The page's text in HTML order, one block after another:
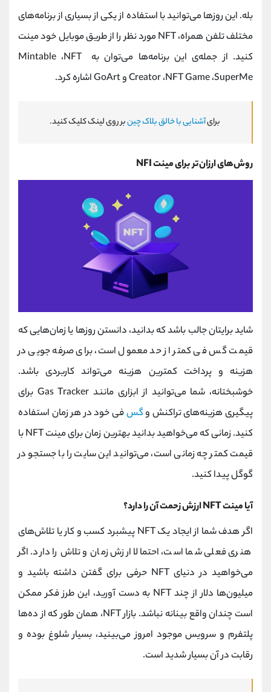
بله. این روزها می‌توانید با استفاده از یکی از بسیاری از برنامه‌های
مختلف تلفن همراه، NFT مورد نظر را از طریق موبایل خود مینت
کنید. از جمله‌ی این برنامه‌ها می‌توان به Mintable ،NFT
Creator ،NFT Game ،SuperMe و GoArt اشاره کرد.
برایآشنایی با خالق بلاک چینبر روی لینک کلیک کنید.
روش‌های ارزان‌تر برای مینت NFI
شاید برایتان جالب باشد که بدانید، دانستن روزها یا زمان‌هایی که
قیمت گس فی کمتر از حد معمول است، برای صرفه جویی در
هزینه و پرداخت کمترین هزینه می‌تواند کاربردی باشد.
خوشبختانه، شما می‌توانید از ابزاری مانند Gas Tracker برای
پیگیری هزینه‌های تراکنش وگسفی خود در هر زمان استفاده
کنید. زمانی که می‌خواهید بدانید بهترین زمان برای مینت NFT با
قیمت کمتر چه زمانی است، می‌توانید این سایت را با جستجو در
گوگل پیدا کنید.
آیا مینت NFT ارزش زحمت آن را دارد؟
اگر هدف شما از ایجاد یک NFT پیشبرد کسب و کار یا تلاش‌های
هنری فعلی شما است، احتمالا ارزش زمان و تلاش را دارد. اگر
می‌خواهید در دنیای NFT حرفی برای گفتن داشته باشید و
میلیون‌ها دلار از چند NFT به دست آورید، این طرز فکر ممکن
است چندان واقع بینانه نباشد. بازار NFT، همان طور که از ده‌ها
پلتفرم و سرویس موجود امروز می‌بینید، بسیار شلوغ بوده و
رقابت در آن بسیار شدید است.